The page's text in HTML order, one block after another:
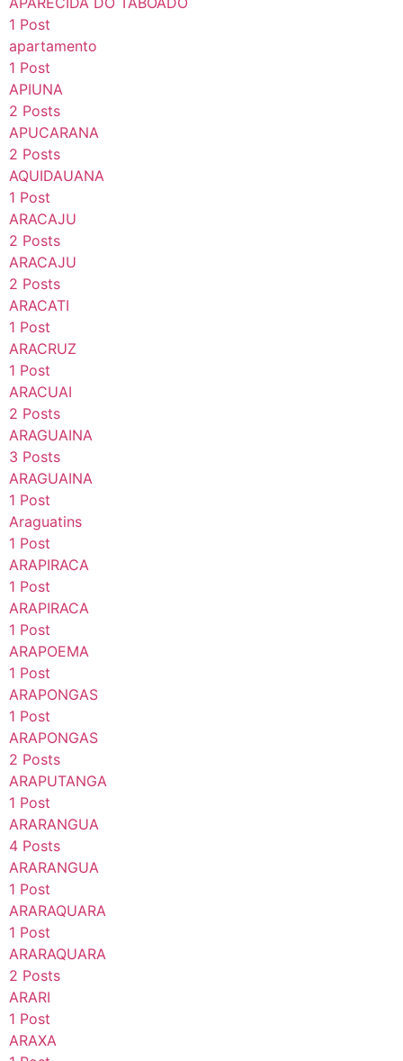
1 Post
apartamento
1 Post
APIUNA
2 Posts
APUCARANA
2 Posts
AQUIDAUANA
1 Post
ARACAJU
2 Posts
ARACAJU
2 Posts
ARACATI
1 Post
ARACRUZ
1 Post
ARACUAI
2 Posts
ARAGUAINA
3 Posts
ARAGUAINA
1 Post
Araguatins
1 Post
ARAPIRACA
1 Post
ARAPIRACA
1 Post
ARAPOEMA
1 Post
ARAPONGAS
1 Post
ARAPONGAS
2 Posts
ARAPUTANGA
1 Post
ARARANGUA
4 Posts
ARARANGUA
1 Post
ARARAQUARA
1 Post
ARARAQUARA
2 Posts
ARARI
1 Post
ARAXA